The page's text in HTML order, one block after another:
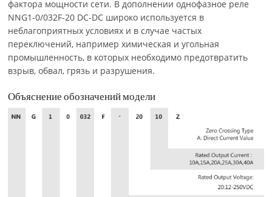
фактора мощности сети. В дополнении однофазное реле
NNG1-0/032F-20 DC-DC широко используется в
неблагоприятных условиях и в случае частых
переключений, например химическая и угольная
промышленность, в которых необходимо предотвратить
взрыв, обвал, грязь и разрушения.
Объяснение обозначений модели